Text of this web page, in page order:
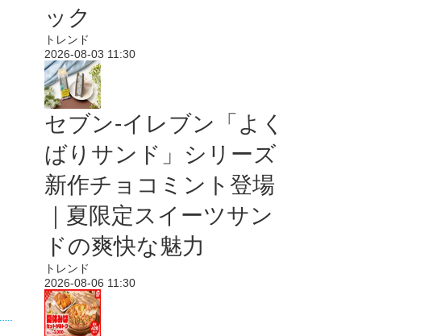
ック
トレンド
2026-08-03 11:30
セブン‐イレブン「よく
ばりサンド」シリーズ
新作チョコミント登場
｜夏限定スイーツサン
ドの爽快な魅力
トレンド
2026-08-06 11:30